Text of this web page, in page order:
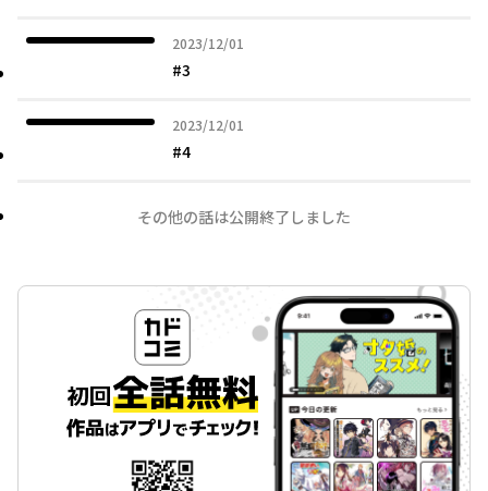
2023/12/01
2023年12月01日
#3
2023/12/01
2023年12月01日
#4
その他の話は公開終了しました